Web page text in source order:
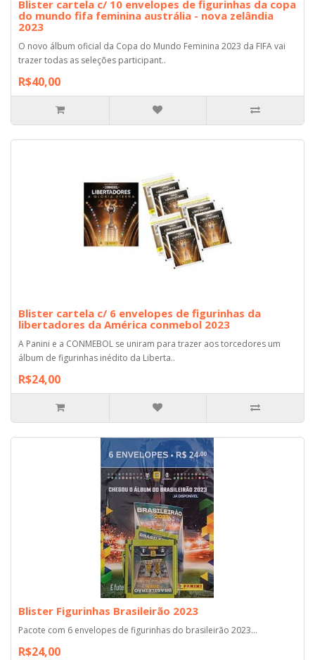
Blister cartela c/ 10 envelopes de figurinhas da copa
do mundo fifa feminina austrália - nova zelândia
2023
O novo álbum oficial da Copa do Mundo Feminina 2023 da FIFA vai
trazer todas as seleções participant..
R$40,00
Blister cartela c/ 6 envelopes de figurinhas da
libertadores da América conmebol 2023
A Panini e a CONMEBOL se uniram para trazer aos torcedores um
álbum de figurinhas inédito da Liberta..
R$24,00
Blister Figurinhas Brasileirão 2023
Pacote com 6 envelopes de figurinhas do brasileirão 2023...
R$24,00